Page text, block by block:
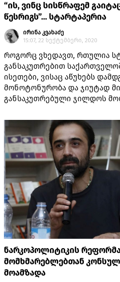
“ის, ვინც სისწრაფემ
წესრიგს”... სტარტაპერია
ირინა კვახაძე
15:07, 22 სექტემბერი, 2020
როგორც ვხედავთ, რთულია
განსაკუთრებით
ისეთები, ვისაც აწუხებს
მონოტონურობა და ჯიუტად
განსაკუთრებული ჯილდოს
ნარკოპოლიტიკის
მომხმარებლებთან
მოამზადა